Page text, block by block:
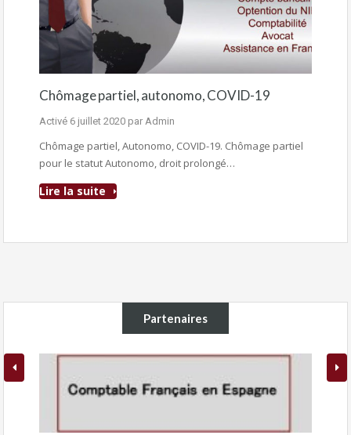
Chômage partiel, autonomo, COVID-19
Activé 6 juillet 2020 par Admin
Chômage partiel, Autonomo, COVID-19. Chômage partiel
pour le statut Autonomo, droit prolongé…
Lire la suite
Partenaires